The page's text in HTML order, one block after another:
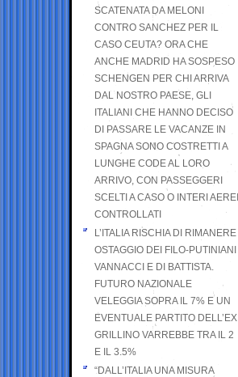
SCATENATA DA MELONI
CONTRO SANCHEZ PER IL
CASO CEUTA? ORA CHE
ANCHE MADRID HA SOSPESO
SCHENGEN PER CHI ARRIVA
DAL NOSTRO PAESE, GLI
ITALIANI CHE HANNO DECISO
DI PASSARE LE VACANZE IN
SPAGNA SONO COSTRETTI A
LUNGHE CODE AL LORO
ARRIVO, CON PASSEGGERI
SCELTI A CASO O INTERI AEREI
CONTROLLATI
L’ITALIA RISCHIA DI RIMANERE
OSTAGGIO DEI FILO-PUTINIANI
VANNACCI E DI BATTISTA.
FUTURO NAZIONALE
VELEGGIA SOPRA IL 7% E UN
EVENTUALE PARTITO DELL’EX
GRILLINO VARREBBE TRA IL 2
E IL 3.5%
“DALL’ITALIA UNA MISURA